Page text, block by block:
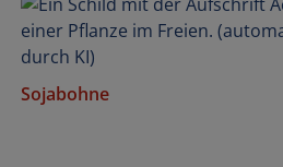
Sojabohne